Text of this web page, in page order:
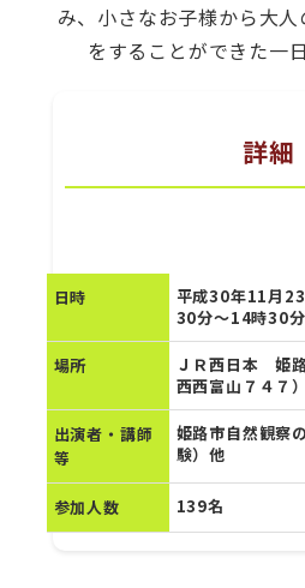
み、小さなお子様から大
をすることができた一
詳細
日時
平成30年11月
30分～14時30分
場所
ＪＲ西日本 姫
西西富山７４７）
出演者・講師
等
姫路市自然観察
験）他
参加人数 139名